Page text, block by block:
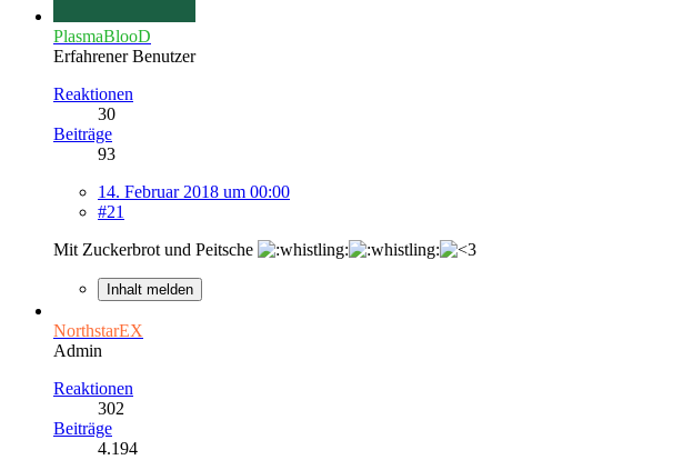
PlasmaBlooD
Erfahrener Benutzer
Reaktionen
30
Beiträge
93
14. Februar 2018 um 00:00
#21
Mit Zuckerbrot und Peitsche
Inhalt melden
NorthstarEX
Admin
Reaktionen
302
Beiträge
4.194